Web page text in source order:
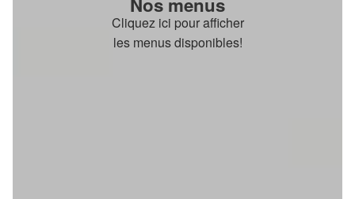
Cliquez ici pour afficher
les menus disponibles!